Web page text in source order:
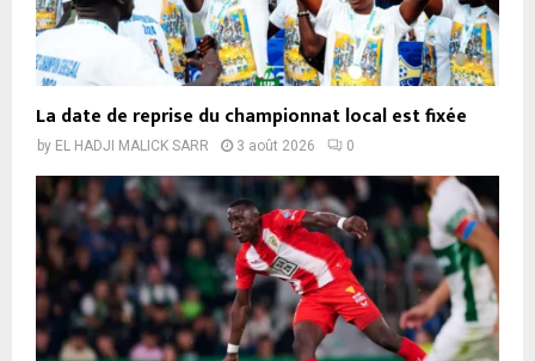
La date de reprise du championnat local est fixée
by EL HADJI MALICK SARR 3 août 2026 0